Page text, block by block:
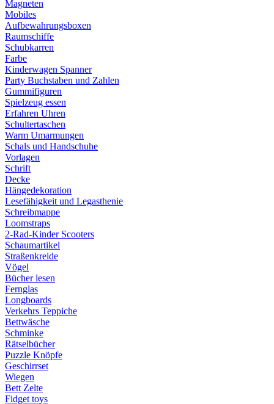
Magneten
Mobiles
Aufbewahrungsboxen
Raumschiffe
Schubkarren
Farbe
Kinderwagen Spanner
Party Buchstaben und Zahlen
Gummifiguren
Spielzeug essen
Erfahren Uhren
Schultertaschen
Warm Umarmungen
Schals und Handschuhe
Vorlagen
Schrift
Decke
Hängedekoration
Lesefähigkeit und Legasthenie
Schreibmappe
Loomstraps
2-Rad-Kinder Scooters
Schaumartikel
Straßenkreide
Vögel
Bücher lesen
Fernglas
Longboards
Verkehrs Teppiche
Bettwäsche
Schminke
Rätselbücher
Puzzle Knöpfe
Geschirrset
Wiegen
Bett Zelte
Fidget toys